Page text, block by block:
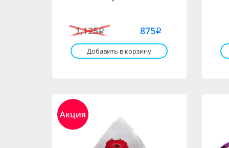
1,125i 875i
Добавить в корзину
Акция